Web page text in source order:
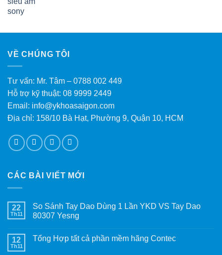
VỀ CHÚNG TÔI
Tư vấn: Mr. Tâm – 0788 002 449
Hỗ trợ kỹ thuật: 08 9999 2449
Email: info@ykhoasaigon.com
Địa chỉ: 158/10 Bà Hạt, Phường 9, Quận 10, HCM
CÁC BÀI VIẾT MỚI
22
Th11
So Sánh Tay Dao Dùng 1 Lần YKD VS Tay Dao
80307 Yesng
12
Th11
Tổng Hợp tất cả phần mềm hãng Contec